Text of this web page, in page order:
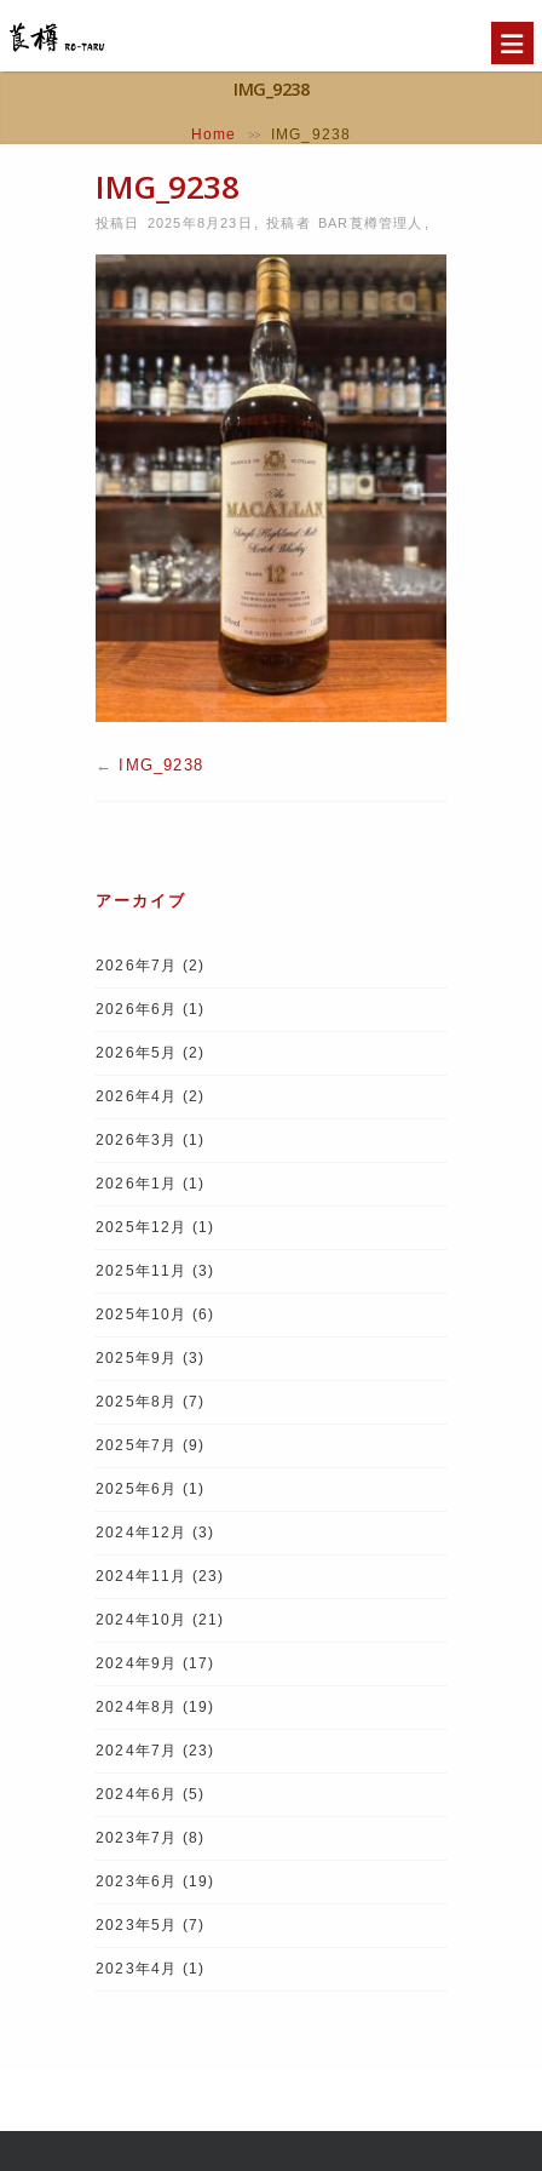
IMG_9238
Home >> IMG_9238
IMG_9238
投稿日 2025年8月23日 ,投稿者 BAR莨樽管理人
← IMG_9238
アーカイブ
2026年7月 (2)
2026年6月 (1)
2026年5月 (2)
2026年4月 (2)
2026年3月 (1)
2026年1月 (1)
2025年12月 (1)
2025年11月 (3)
2025年10月 (6)
2025年9月 (3)
2025年8月 (7)
2025年7月 (9)
2025年6月 (1)
2024年12月 (3)
2024年11月 (23)
2024年10月 (21)
2024年9月 (17)
2024年8月 (19)
2024年7月 (23)
2024年6月 (5)
2023年7月 (8)
2023年6月 (19)
2023年5月 (7)
2023年4月 (1)